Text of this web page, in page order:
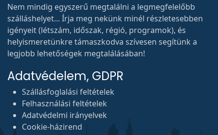
Nem mindig egyszerű megtalálni a legmegfelelőbb
szálláshelyet... Írja meg nekünk minél részletesebben
igényeit (létszám, időszak, régió, programok), és
helyismeretünkre támaszkodva szívesen segítünk a
legjobb lehetőségek megtalálásában!
Adatvédelem, GDPR
Szállásfoglalási feltételek
Felhasználási feltételek
Adatvédelmi irányelvek
Cookie-házirend